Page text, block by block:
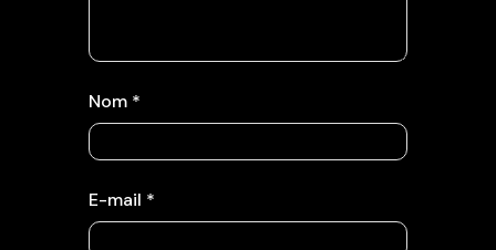
Nom *
E-mail *